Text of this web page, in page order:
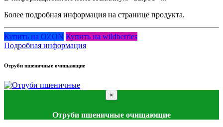
Более подробная информация на странице продукта.
Купить на OZON Купить на wildberries
Подробная информация
Отруби пшеничные очищающие
×
Отруби пшеничные очищающие